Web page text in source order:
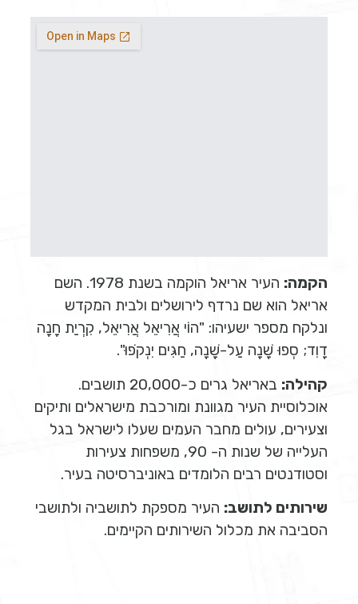
הקמה:
העיר אריאל הוקמה בשנת 1978. השם
אריאל הוא שם נרדף לירושלים ולבית המקדש
ונלקח מספר ישעיהו: "הוֹי אֲרִיאֵל אֲרִיאֵל, קִרְיַת חָנָה
דָוִד; סְפוּ שָׁנָה עַל-שָׁנָה, חַגִּים יִנְקֹפוּ".
קהילה:
באריאל גרים כ-20,000 תושבים.
אוכלוסיית העיר מגוונת ומורכבת מישראלים ותיקים
וצעירים, עולים מחבר העמים שעלו לישראל בגל
העלייה של שנות ה- 90, משפחות צעירות
וסטודנטים רבים הלומדים באוניברסיטה בעיר.
שירותים לתושב: העיר מספקת לתושביה ולתושבי
הסביבה את מכלול השירותים הקיימים.